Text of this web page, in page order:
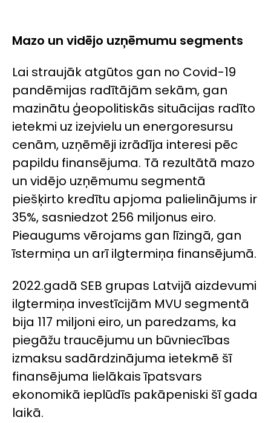
Mazo un vidējo uzņēmumu segments
Lai straujāk atgūtos gan no Covid-19
pandēmijas radītājām sekām, gan
mazinātu ģeopolitiskās situācijas radīto
ietekmi uz izejvielu un energoresursu
cenām, uzņēmēji izrādīja interesi pēc
papildu finansējuma. Tā rezultātā mazo
un vidējo uzņēmumu segmentā
piešķirto kredītu apjoma palielinājums ir
35%, sasniedzot 256 miljonus eiro.
Pieaugums vērojams gan līzingā, gan
īstermiņa un arī ilgtermiņa finansējumā.
2022.gadā SEB grupas Latvijā aizdevumi
ilgtermiņa investīcijām MVU segmentā
bija 117 miljoni eiro, un paredzams, ka
piegāžu traucējumu un būvniecības
izmaksu sadārdzinājuma ietekmē šī
finansējuma lielākais īpatsvars
ekonomikā ieplūdīs pakāpeniski šī gada
laikā.